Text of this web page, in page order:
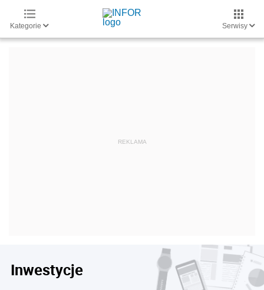
Kategorie Serwisy
Inwestycje